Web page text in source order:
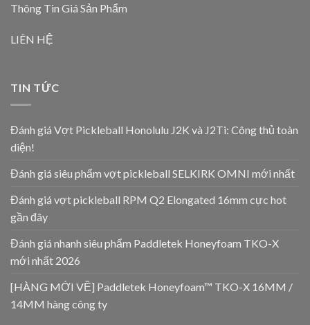
Thông Tin Giá Sản Phẩm
LIÊN HỆ
TIN TỨC
Đánh giá Vợt Pickleball Honolulu J2K và J2Ti: Công thủ toàn
diện!
Đánh giá siêu phẩm vợt pickleball SELKIRK OMNI mới nhất
Đánh giá vợt pickleball RPM Q2 Elongated 16mm cực hot
gần đây
Đánh giá nhanh siêu phẩm Paddletek Honeyfoam TKO-X
mới nhất 2026
[HÀNG MỚI VỀ] Paddletek Honeyfoam™ TKO-X 16MM /
14MM hàng công ty